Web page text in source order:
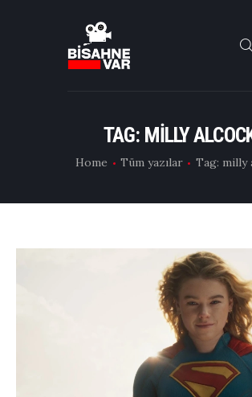
TAG: MILLY
Home Tüm yazılar Tag: milly
FILMLER
DIZILER